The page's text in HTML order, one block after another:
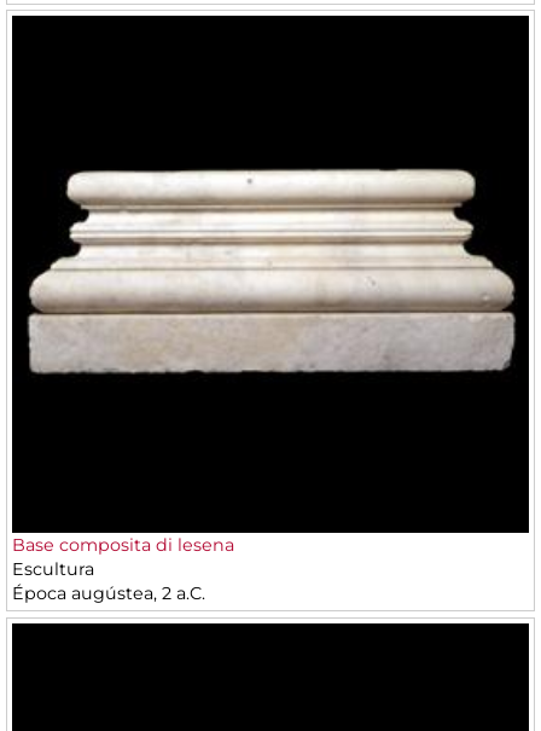
Base composita di lesena
Escultura
Época augústea, 2 a.C.